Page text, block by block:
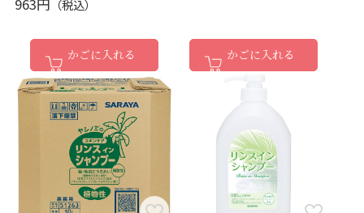
963円
かごに入れる かごに入れる